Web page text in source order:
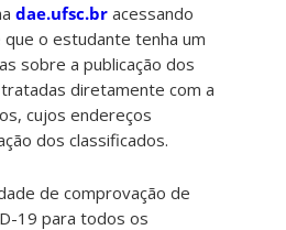
dae.ufsc.br acessando
que o estudante tenha um
sobre a publicação dos
diretamente com a
cujos endereços
dos classificados.
de comprovação de
19 para todos os